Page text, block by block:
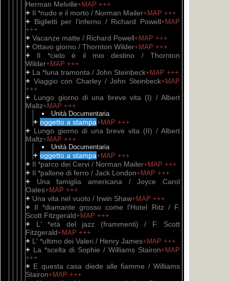
Herman Melville+MAP +++
+ Il *nudo e il morto / Norman Mailer+MAP +++
+ Biglietti per l'inferno / Richard Powell+MAP
+++
+ Vacanze matte / Richard Powell+MAP +++
+ Ottavo giorno / Thornton Wilder+MAP +++
+ Il *cielo è il mio destino / Thornton
Wilder+MAP +++
+ La *luna tramonta / John Steinbeck+MAP +++
+ Viaggio con Charley / John Steinbeck+MAP
+++
+ Lungo giorno di una breve vita (I) / Albert
Maltz+MAP +++
Unità Documentaria
+ oggetto a stampa+MAP +++
+ Lungo giorno di una breve vita (II) / Albert
Maltz+MAP +++
Unità Documentaria
+ oggetto a stampa+MAP +++
+ Il *parco dei Cervi / Norman Mailer+MAP +++
+ Il *pallone di ferro / Jack London+MAP +++
+
Una famiglia americana / Joyce Carol
Oates+MAP +++
+ Una vita nel vuoto / Irwin Shaw+MAP +++
+ Il *diamante grosso come l'Hotel Ritz / F.
Scott Fitzgerald+MAP +++
+
L' *età del jazz (frammenti) / F. Scott
Fitzgerald+MAP +++
+ L' *ultimo dei Valeri / Henry James+MAP +++
+ La *scelta di Sophie / Williams Stairon+MAP
+++
+ E questa casa diede alle fiamme / Williams
Stairon+MAP +++